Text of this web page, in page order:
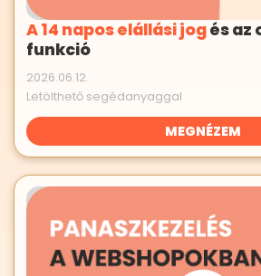
A 14 napos elállási jogés az
funkció
2026.06.12.
Letölthető segédanyaggal
MEGNÉZEM